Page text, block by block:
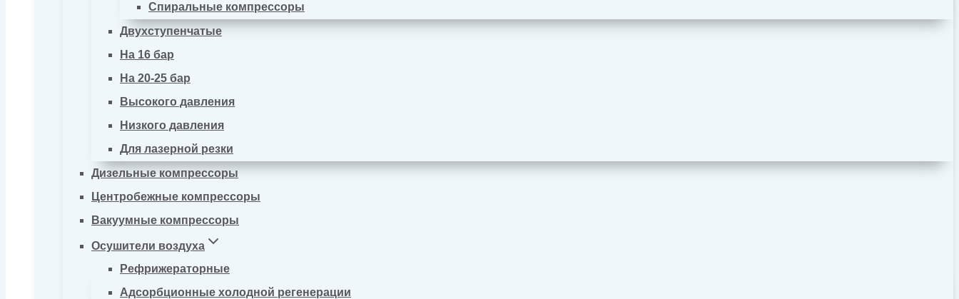
Спиральные компрессоры
Двухступенчатые
На 16 бар
На 20-25 бар
Высокого давления
Низкого давления
Для лазерной резки
Дизельные компрессоры
Центробежные компрессоры
Вакуумные компрессоры
Осушители воздуха
Рефрижераторные
Адсорбционные холодной регенерации